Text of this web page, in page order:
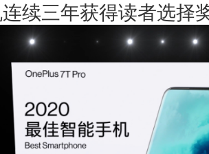
续三年获得读者选择